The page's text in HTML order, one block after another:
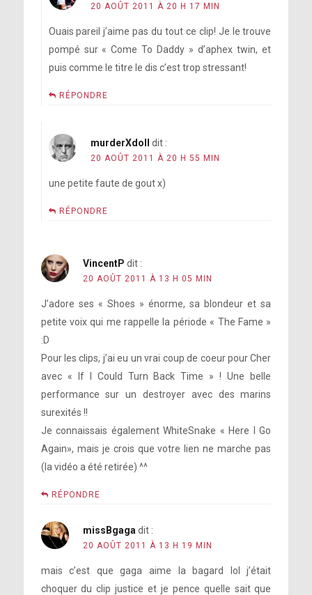
20 AOÛT 2011 À 20 H 17 MIN
Ouais pareil j’aime pas du tout ce clip! Je le trouve
pompé sur « Come To Daddy » d’aphex twin, et
puis comme le titre le dis c’est trop stressant!
RÉPONDRE
murderXdoll dit :
20 AOÛT 2011 À 20 H 55 MIN
une petite faute de gout x)
RÉPONDRE
VincentP dit :
20 AOÛT 2011 À 13 H 05 MIN
J’adore ses « Shoes » énorme, sa blondeur et sa
petite voix qui me rappelle la période « The Fame »
:D
Pour les clips, j’ai eu un vrai coup de coeur pour Cher
avec « If I Could Turn Back Time » ! Une belle
performance sur un destroyer avec des marins
surexités !!
Je connaissais également WhiteSnake « Here I Go
Again», mais je crois que votre lien ne marche pas
(la vidéo a été retirée) ^^
RÉPONDRE
missBgaga dit :
20 AOÛT 2011 À 13 H 19 MIN
mais c’est que gaga aime la bagard lol j’était
choquer du clip justice et je pence quelle sait que